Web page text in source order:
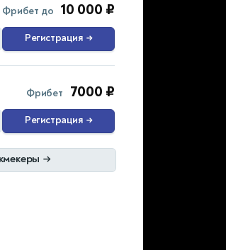
Фрибет до 10 000 ₽
Регистрация →
Фрибет 7000 ₽
Регистрация →
→